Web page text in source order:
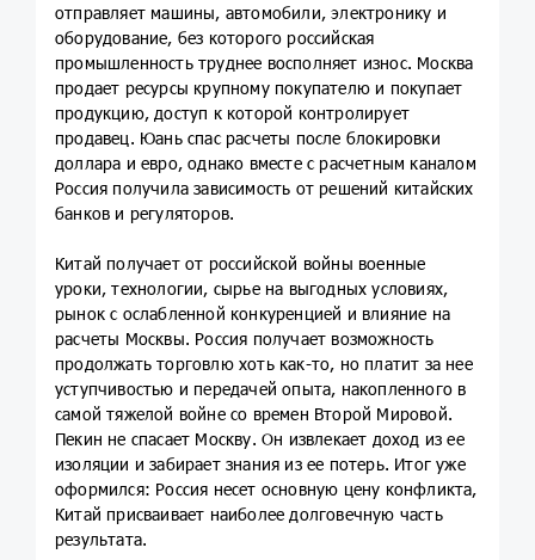
отправляет машины, автомобили, электронику и
оборудование, без которого российская
промышленность труднее восполняет износ. Москва
продает ресурсы крупному покупателю и покупает
продукцию, доступ к которой контролирует
продавец. Юань спас расчеты после блокировки
доллара и евро, однако вместе с расчетным каналом
Россия получила зависимость от решений китайских
банков и регуляторов.
Китай получает от российской войны военные
уроки, технологии, сырье на выгодных условиях,
рынок с ослабленной конкуренцией и влияние на
расчеты Москвы. Россия получает возможность
продолжать торговлю хоть как-то, но платит за нее
уступчивостью и передачей опыта, накопленного в
самой тяжелой войне со времен Второй Мировой.
Пекин не спасает Москву. Он извлекает доход из ее
изоляции и забирает знания из ее потерь. Итог уже
оформился: Россия несет основную цену конфликта,
Китай присваивает наиболее долговечную часть
результата.